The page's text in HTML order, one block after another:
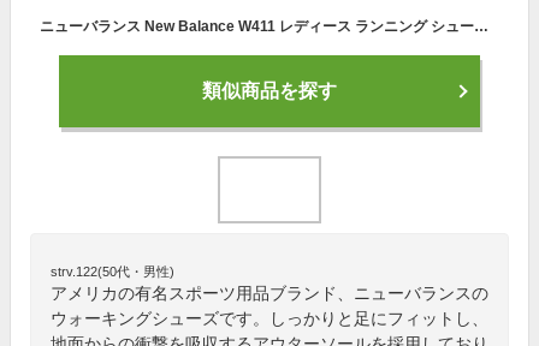
ニューバランス New Balance W411 レディース ランニング シューズ スニーカー マラソン ジョギング 軽量 ウォーキングシューズ レディース ニューバランス 母の日 スニーカー 【物流発送商品】
類似商品を探す
strv.122(50代・男性)
アメリカの有名スポーツ用品ブランド、ニューバランスの
ウォーキングシューズです。しっかりと足にフィットし、